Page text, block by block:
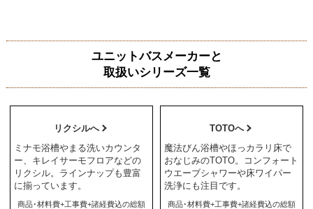
ユニットバスメーカーと
取扱いシリーズ一覧
リクシルへ
ミナモ浴槽やまる洗いカウンタ
ー、キレイサーモフロアなどの
リクシル。ラインナップも豊富
に揃っています。
商品･材料費+工事費+諸経費込の総額
TOTOへ
魔法びん浴槽やほっカラリ床で
おなじみのTOTO。コンフォート
ウエーブシャワーや床ワイパー
洗浄にも注目です。
商品･材料費+工事費+諸経費込の総額